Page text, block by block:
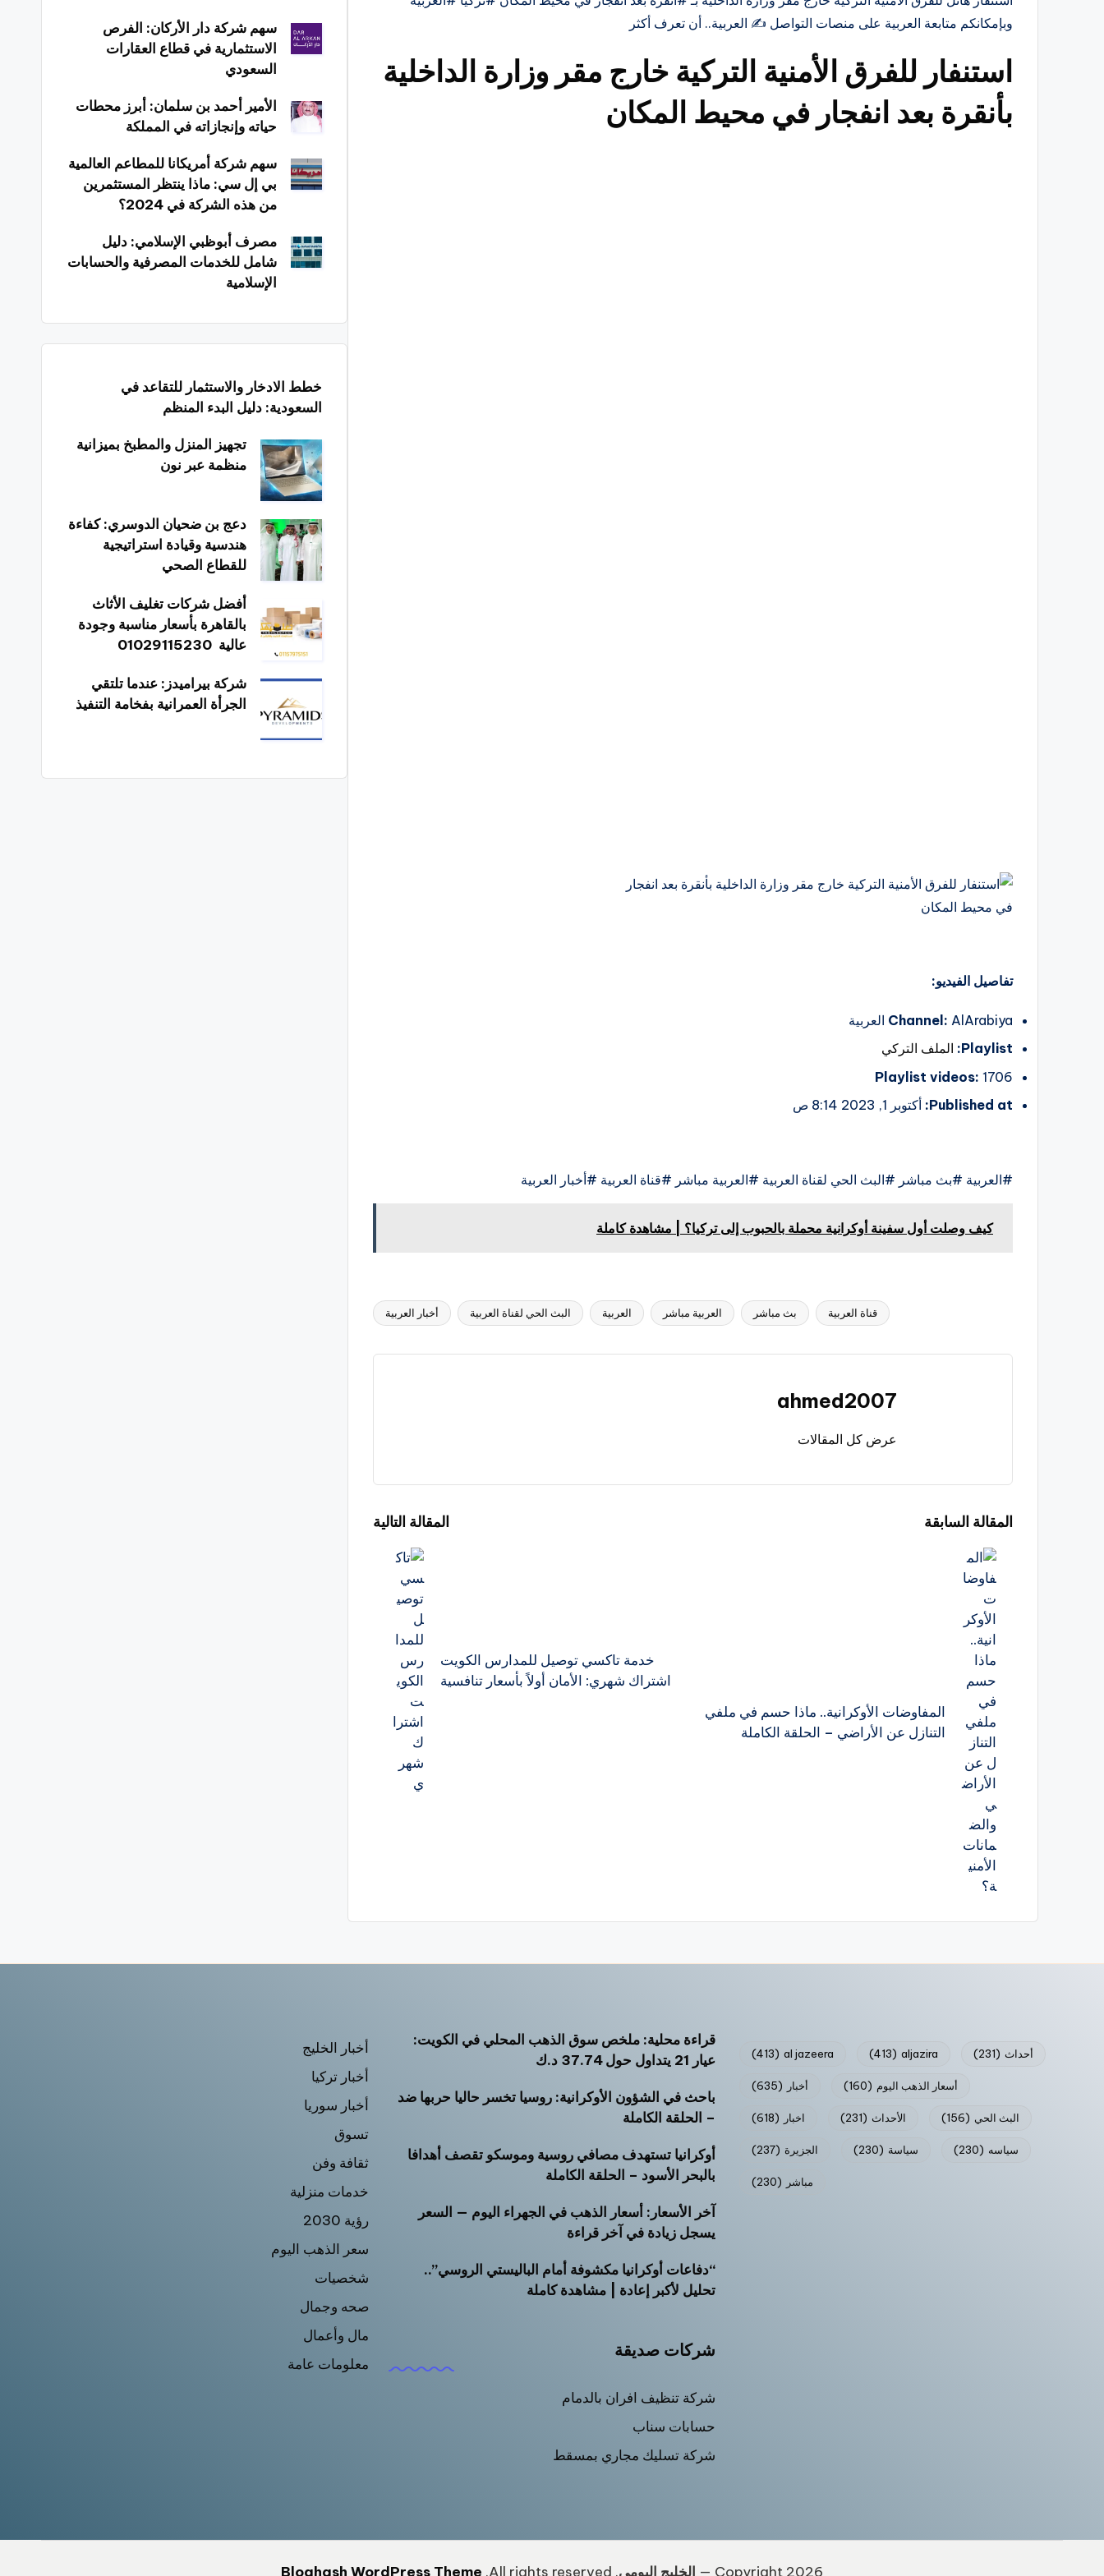
وبإمكانكم متابعة العربية على منصات التواصل ‏✍️ العربية.. أن تعرف أكثر
استنفار للفرق الأمنية التركية خارج مقر وزارة الداخلية
بأنقرة بعد انفجار في محيط المكان
تفاصيل الفيديو:
Channel: AlArabiya العربية
Playlist: الملف التركي
Playlist videos: 1706
Published at: أكتوبر 1, 2023 8:14 ص
#العربية #بث مباشر #البث الحي لقناة العربية #العربية مباشر #قناة العربية #أخبار العربية
كيف وصلت أول سفينة أوكرانية محملة بالحبوب إلى تركيا؟ | مشاهدة كاملة
أخبار العربية البث الحي لقناة العربية العربية العربية مباشر بث مباشر قناة العربية
ahmed2007
عرض كل المقالات
تصفّح
المقالات
المقالة السابقة
المفاوضات الأوكرانية.. ماذا حسم في ملفي
التنازل عن الأراضي – الحلقة الكاملة
المقالة التالية
خدمة تاكسي توصيل للمدارس الكويت
اشتراك شهري: الأمان أولاً بأسعار تنافسية
سهم شركة دار الأركان: الفرص
الاستثمارية في قطاع العقارات
السعودي
الأمير أحمد بن سلمان: أبرز محطات
حياته وإنجازاته في المملكة
سهم شركة أمريكانا للمطاعم العالمية
بي إل سي: ماذا ينتظر المستثمرين
من هذه الشركة في 2024؟
مصرف أبوظبي الإسلامي: دليل
شامل للخدمات المصرفية والحسابات
الإسلامية
خطط الادخار والاستثمار للتقاعد في
السعودية: دليل البدء المنظم
تجهيز المنزل والمطبخ بميزانية
منظمة عبر نون
دعج بن ضحيان الدوسري: كفاءة
هندسية وقيادة استراتيجية
للقطاع الصحي
أفضل شركات تغليف الأثاث
بالقاهرة بأسعار مناسبة وجودة
عالية 01029115230
شركة بيراميدز: عندما تلتقي
الجرأة العمرانية بفخامة التنفيذ
al jazeera
(413) aljazira
(413) أحداث (231)
أخبار (635) أسعار الذهب اليوم (160)
اخبار (618) الأحداث (231) البث الحي (156)
الجزيرة (237) سياسة (230) سياسه (230)
مباشر (230)
قراءة محلية: ملخص سوق الذهب المحلي في الكويت:
عيار 21 يتداول حول 37.74 د.ك
باحث في الشؤون الأوكرانية: روسيا تخسر حاليا حربها ضد
– الحلقة الكاملة
أوكرانيا تستهدف مصافي روسية وموسكو تقصف أهدافا
بالبحر الأسود – الحلقة الكاملة
آخر الأسعار: أسعار الذهب في الجهراء اليوم — السعر
يسجل زيادة في آخر قراءة
“دفاعات أوكرانيا مكشوفة أمام الباليستي الروسي”..
تحليل لأكبر إعادة | مشاهدة كاملة
شركات صديقة
شركة تنظيف افران بالدمام
حسابات سناب
شركة تسليك مجاري بمسقط
أخبار الخليج
أخبار تركيا
أخبار سوريا
تسوق
ثقافة وفن
خدمات منزلية
رؤية 2030
سعر الذهب اليوم
شخصيات
صحه وجمال
مال وأعمال
معلومات عامة
Copyright 2026 — الخليج اليومى. All rights reserved.
Bloghash WordPress Theme